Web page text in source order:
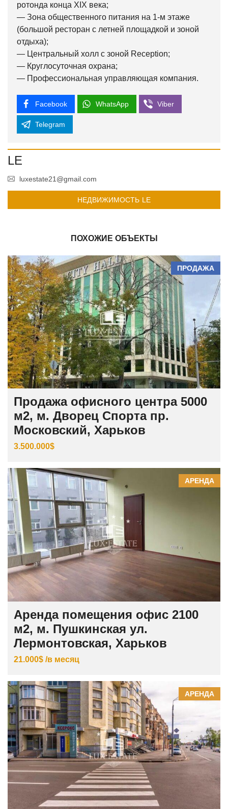
ротонда конца XIX века;
— Зона общественного питания на 1-м этаже
(большой ресторан с летней площадкой и зоной
отдыха);
— Центральный холл с зоной Reception;
— Круглосуточная охрана;
— Профессиональная управляющая компания.
Facebook WhatsApp Viber
Telegram
LE
luxestate21@gmail.com
НЕДВИЖИМОСТЬ LE
ПОХОЖИЕ ОБЪЕКТЫ
ПРОДАЖА
Продажа офисного центра 5000
м2, м. Дворец Спорта пр.
Московский, Харьков
3.500.000$
АРЕНДА
Аренда помещения офис 2100
м2, м. Пушкинская ул.
Лермонтовская, Харьков
21.000$ /в месяц
АРЕНДА